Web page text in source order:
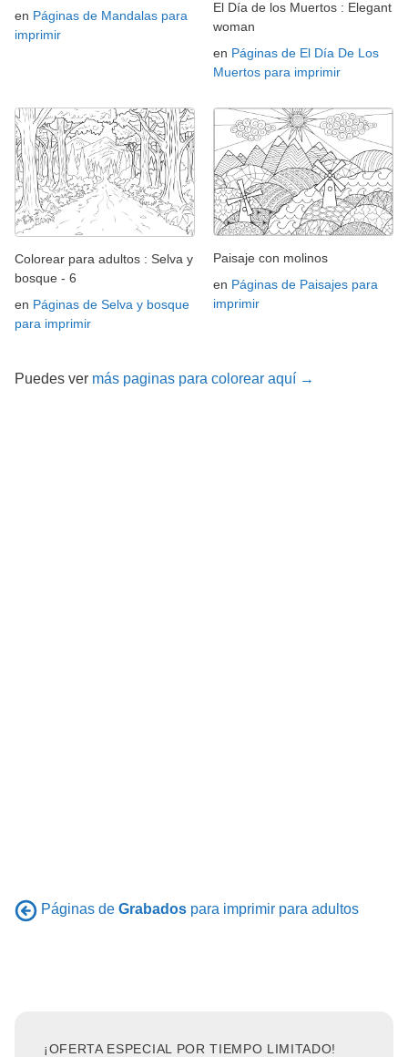
en Páginas de Mandalas para
imprimir
El Día de los Muertos : Elegant
woman
en Páginas de El Día De Los
Muertos para imprimir
Colorear para adultos : Selva y
bosque - 6
en Páginas de Selva y bosque
para imprimir
Paisaje con molinos
en Páginas de Paisajes para
imprimir
Puedes ver más paginas para colorear aquí →
Páginas de Grabados para imprimir para adultos
¡OFERTA ESPECIAL POR TIEMPO LIMITADO!